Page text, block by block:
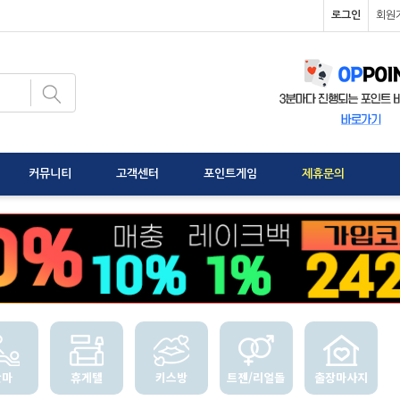
로그인 회원
커뮤니티 고객센터 포인트게임 제휴문의
휴게텔 키스방 트젠/리얼돌 출장마사지